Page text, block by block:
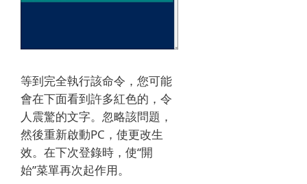
等到完全執行該命令，您可能
會在下面看到許多紅色的，令
人震驚的文字。 忽略該問題，
然後重新啟動PC，使更改生
效。在下次登錄時，使“開
始”菜單再次起作用。